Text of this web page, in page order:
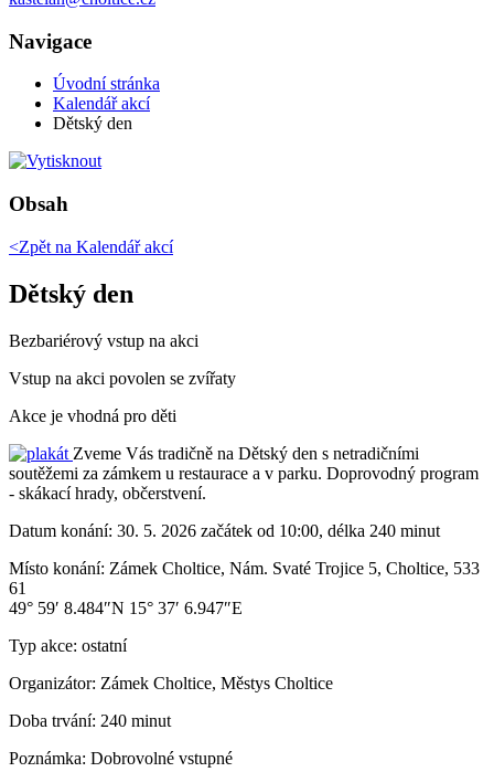
Navigace
Úvodní stránka
Kalendář akcí
Dětský den
Obsah
<Zpět na Kalendář akcí
Dětský den
Bezbariérový vstup na akci
Vstup na akci povolen se zvířaty
Akce je vhodná pro děti
Zveme Vás tradičně na Dětský den s netradičními
soutěžemi za zámkem u restaurace a v parku. Doprovodný program
- skákací hrady, občerstvení.
Datum konání: 30. 5. 2026 začátek od 10:00, délka 240 minut
Místo konání: Zámek Choltice, Nám. Svaté Trojice 5, Choltice, 533
61
49° 59′ 8.484″N 15° 37′ 6.947″E
Typ akce: ostatní
Organizátor: Zámek Choltice, Městys Choltice
Doba trvání: 240 minut
Poznámka: Dobrovolné vstupné